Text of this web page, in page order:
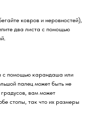
ковров и неровностей),
два листа с помощью
с помощью карандаша или
палец может быть не
вам может
стопы, так что их размеры